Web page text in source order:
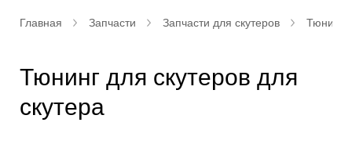
Главная Запчасти Запчасти для скутеров Тюнинг
Тюнинг для скутеров для
скутера